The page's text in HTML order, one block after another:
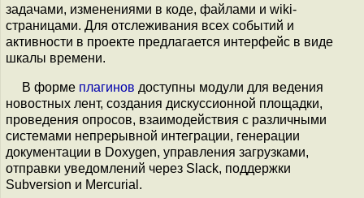
задачами, изменениями в коде, файлами и wiki-
страницами. Для отслеживания всех событий и
активности в проекте предлагается интерфейс в виде
шкалы времени.
В форме плагинов доступны модули для ведения
новостных лент, создания дискуссионной площадки,
проведения опросов, взаимодействия с различными
системами непрерывной интеграции, генерации
документации в Doxygen, управления загрузками,
отправки уведомлений через ​Slack, поддержки
Subversion и Mercurial.